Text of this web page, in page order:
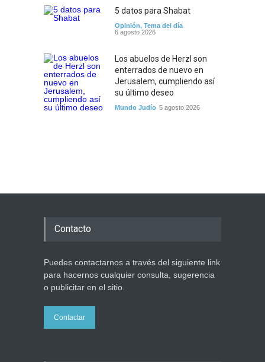
5 datos para Shabat
Opinión, Tema del día
6 agosto 2026
Los abuelos de Herzl son
enterrados de nuevo en
Jerusalem, cumpliendo así
su último deseo
Mundo Judío 5 agosto 2026
Contacto
Puedes contactarnos a través del siguiente link
para hacernos cualquier consulta, sugerencia
o publicitar en el sitio.
Contactar